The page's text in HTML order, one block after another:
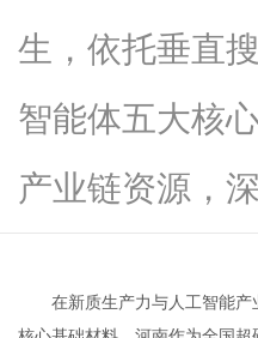
生，依托垂直
智能体五大核
产业链资源，
在新质生产力与人工智能